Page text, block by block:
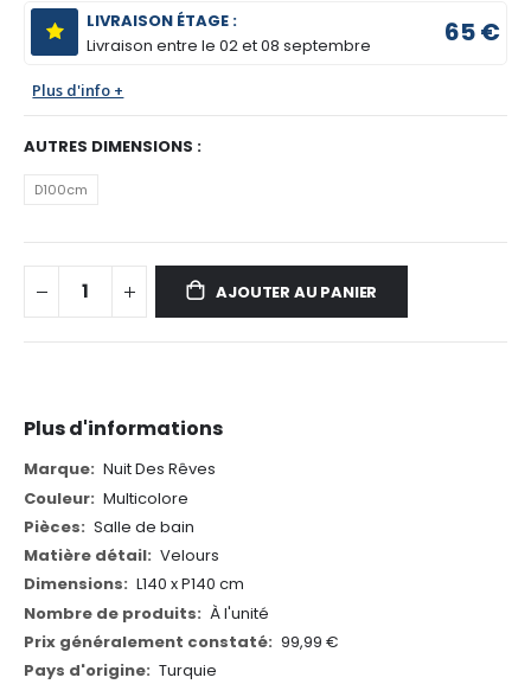
LIVRAISON ÉTAGE :
Livraison entre le02 et 08 septembre 65 €
Plus d'info +
AUTRES DIMENSIONS :
D100cm
AJOUTER AU PANIER
Plus d'informations
Plus
d'informations
Nuit Des Rêves
Multicolore
Salle de bain
Velours
L140 x P140 cm
À l'unité
99,99 €
Turquie